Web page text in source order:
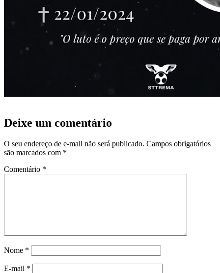
Deixe um comentário
O seu endereço de e-mail não será publicado. Campos obrigatórios
são marcados com *
Comentário *
Nome *
E-mail *